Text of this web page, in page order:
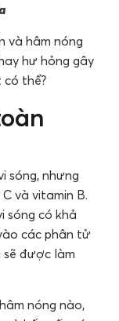
và hâm nóng
hư hỏng gây
thể?
sóng, nhưng
và vitamin B.
sóng có khả
các phân tử
được làm
nóng nào,